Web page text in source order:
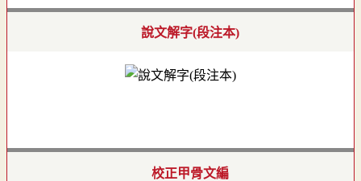
說文解字(段注本)
校正甲骨文編